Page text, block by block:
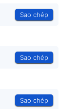
Sao chép
Sao chép
Sao chép